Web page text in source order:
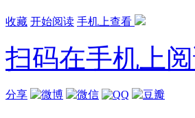
收藏 开始阅读 手机上查看
扫码在手机上
分享